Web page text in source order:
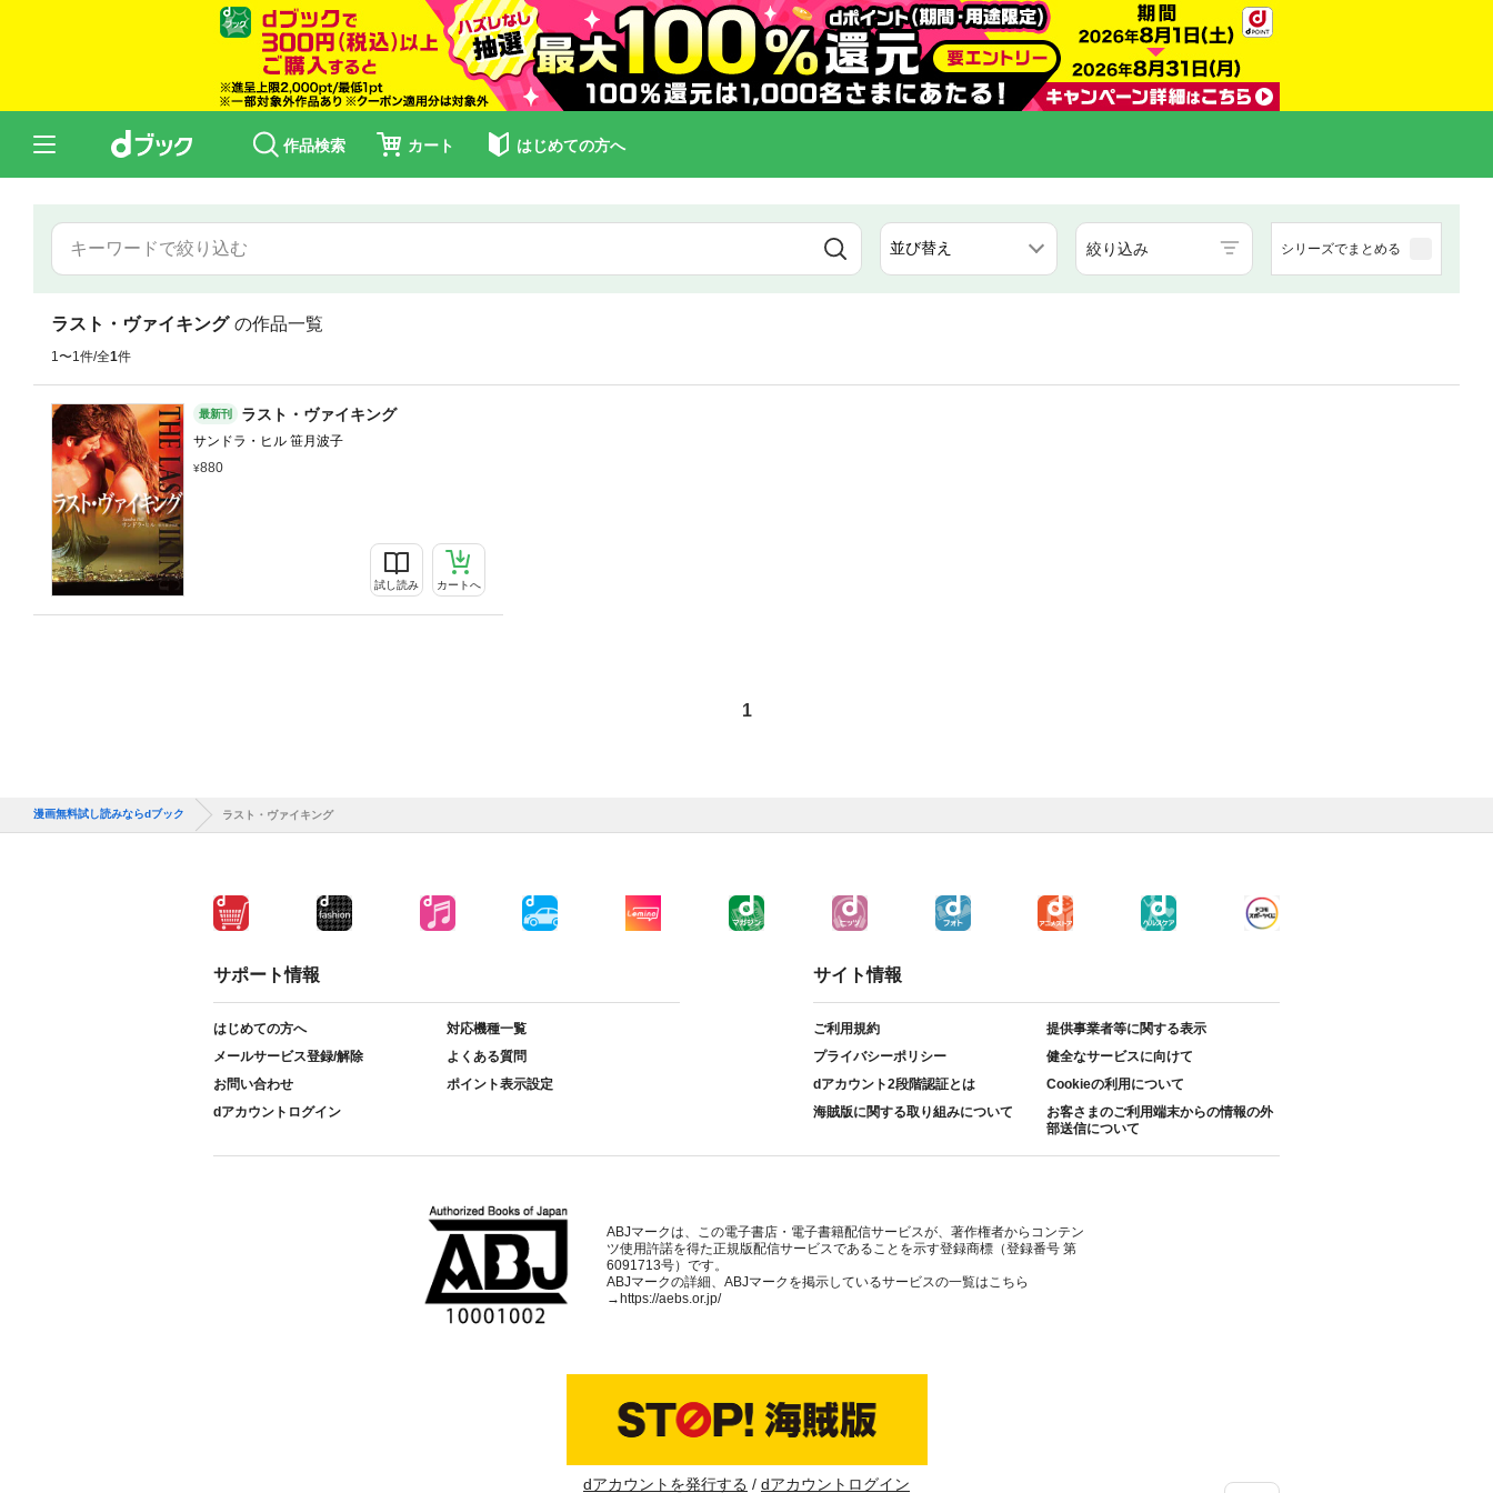
作品検索 カート はじめての方へ
絞り込み シリーズでまとめる
ラスト・ヴァイキング の作品一覧
1〜1件/全1件
最新刊 ラスト・ヴァイキング
サンドラ・ヒル 笹月波子
880
試し読み カートへ
1
漫画無料試し読みならdブック ラスト・ヴァイキング
サポート情報
はじめての方へ
対応機種一覧
メールサービス登録/解除
よくある質問
お問い合わせ
ポイント表示設定
dアカウントログイン
サイト情報
ご利用規約
提供事業者等に関する表示
プライバシーポリシー
健全なサービスに向けて
dアカウント2段階認証とは
Cookieの利用について
海賊版に関する取り組みについて
お客さまのご利用端末からの情報の外
部送信について
ABJマークは、この電子書店・電子書籍配信サービスが、著作権者からコンテン
ツ使用許諾を得た正規版配信サービスであることを示す登録商標（登録番号 第
6091713号）です。
ABJマークの詳細、ABJマークを掲示しているサービスの一覧はこちら
→https://aebs.or.jp/
dアカウントを発行する dアカウントログイン